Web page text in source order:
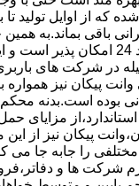
که از اوایل تولید
باقی بماند.به
بارهای سنگین با زامیاد 24
در شرکت های
پیکان نیز
مزایای حمل
پیکان نیز از این
را جابه جا می
شرکت ها و